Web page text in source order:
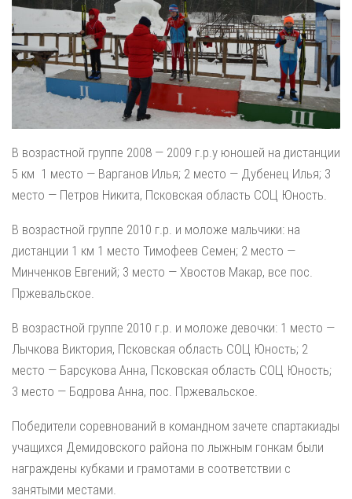
В возрастной группе 2008 — 2009 г.р.у юношей на дистанции
5 км 1 место — Варганов Илья; 2 место — Дубенец Илья; 3
место — Петров Никита, Псковская область СОЦ Юность.
В возрастной группе 2010 г.р. и моложе мальчики: на
дистанции 1 км 1 место Тимофеев Семен; 2 место —
Минченков Евгений; 3 место — Хвостов Макар, все пос.
Пржевальское.
В возрастной группе 2010 г.р. и моложе девочки: 1 место —
Лычкова Виктория, Псковская область СОЦ Юность; 2
место — Барсукова Анна, Псковская область СОЦ Юность;
3 место — Бодрова Анна, пос. Пржевальское.
Победители соревнований в командном зачете спартакиады
учащихся Демидовского района по лыжным гонкам были
награждены кубками и грамотами в соответствии с
занятыми местами.